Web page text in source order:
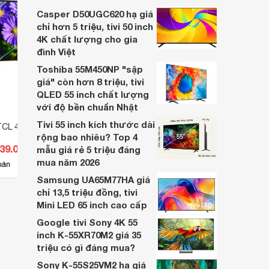
43 inch FullHD
đ
Tivi Smart TCL 43 inch FullHD
L43S6500
Giá từ 4.250.000 đ
nhiều cửa hàng điện máy giảm giá sâu.
Casper D50UGC620 hạ giá
chỉ hơn 5 triệu, tivi 50 inch
4K chất lượng cho gia
đình Việt
Toshiba 55M450NP "sập
giá" còn hơn 8 triệu, tivi
QLED 55 inch chất lượng
với độ bền chuẩn Nhật
Tivi 55 inch kích thước dài
rộng bao nhiêu? Top 4
mẫu giá rẻ 5 triệu đáng
mua năm 2026
Samsung UA65M77HA giá
chỉ 13,5 triệu đồng, tivi
Mini LED 65 inch cao cấp
Google tivi Sony 4K 55
inch K-55XR70M2 giá 35
triệu có gì đáng mua?
Sony K-55S25VM2 hạ giá